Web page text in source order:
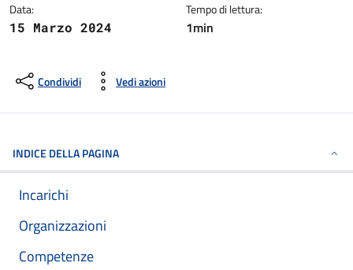
Data:
15 Marzo 2024
Tempo di lettura:
1min
Condividi Vedi azioni
INDICE DELLA PAGINA
Incarichi
Organizzazioni
Competenze